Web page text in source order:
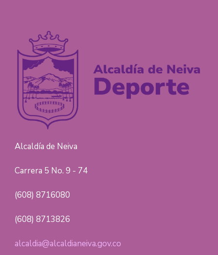
Alcaldía de Neiva
Carrera 5 No. 9 - 74
(608) 8716080
(608) 8713826
alcaldia@alcaldianeiva.gov.co